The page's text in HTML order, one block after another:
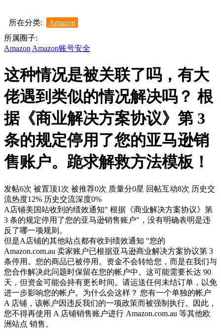
所在分类:
Amazon
所属圈子:
Amazon Amazon账号安全
这种情况是被关联了吗，有大
佬遇到类似的情况解决吗？ 根
据《商业解决方案协议》第 3
条的规定停用了您的亚马逊销
售账户。跪求解救方法模板！
发帖6次 被置顶1次 被推荐0次 质量分0星 回帖互动8次 历史交
流热度12% 历史交流深度0%
A店铺美国站收到的绩效通知" 根据《商业解决方案协议》第
3 条的规定停用了您的亚马逊销售账户"，没有明确表明是违
反了哪一项规则。
但是A店铺的其他站点都有收到绩效通知 "您的
Amazon.com.au 卖家账户已根据亚马逊商业解决方案协议第 3
条停用。您的商品已被停用。资金不会转给您，而是在我们与
您合作解决此问题时保留在您的帐户中。这可能需要长达 90
天，但资金可能会持有更长时间。请运送任何未结订单，以免
进一步影响您的帐户。为什么会这样？ 您有一个单独的帐户
A 店铺，该帐户因违反我们的一项政策而被强制执行。因此，
您不得再使用 A 店铺销售账户进行 Amazon.com.au 等其他欧
洲站点 销售。